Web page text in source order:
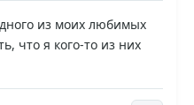
из моих любимых
что я кого-то из них